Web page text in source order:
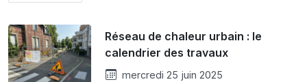
Réseau de chaleur urbain : le
calendrier des travaux
mercredi 25 juin 2025